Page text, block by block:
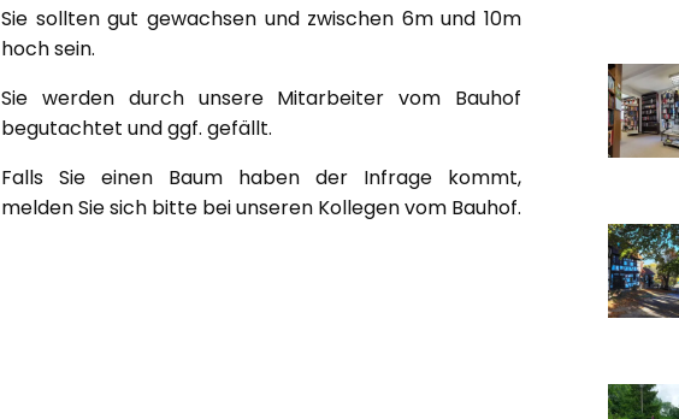
Sie sollten gut gewachsen und zwischen 6m und 10m
hoch sein.
Sie werden durch unsere Mitarbeiter vom Bauhof
begutachtet und ggf. gefällt.
Falls Sie einen Baum haben der Infrage kommt,
melden Sie sich bitte bei unseren Kollegen vom Bauhof.